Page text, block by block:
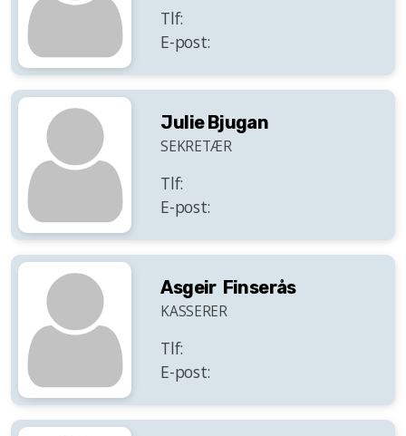
Tlf:
E-post:
Julie Bjugan
SEKRETÆR
Tlf:
E-post:
Asgeir Finserås
KASSERER
Tlf:
E-post: